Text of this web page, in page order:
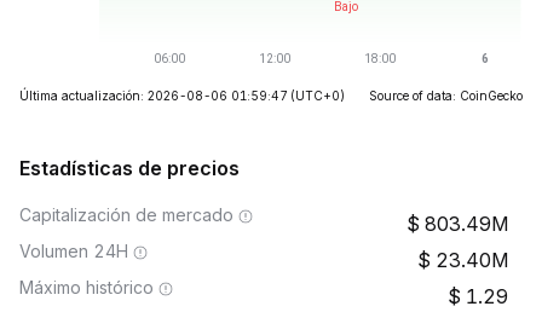
Última actualización: 2026-08-06 01:59:47 (UTC+0) Source of data: CoinGecko
Estadísticas de precios
Capitalización de mercado 803.49M
Volumen 24H 23.40M
Máximo histórico 1.29